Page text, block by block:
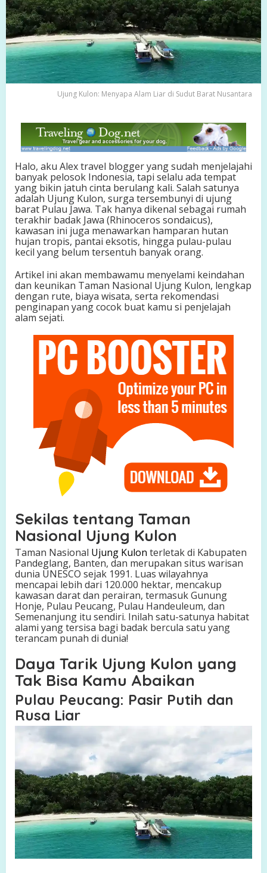
y
a
p
a
A
a
m
L
r
d
i
u
d
u
t
B
a
r
a
t
u
s
a
n
r
a
Ujung Kulon: Menyapa Alam Liar di Sudut Barat Nusantara
Halo, aku Alex travel blogger yang sudah menjelajahi
banyak pelosok Indonesia, tapi selalu ada tempat
yang bikin jatuh cinta berulang kali. Salah satunya
adalah Ujung Kulon, surga tersembunyi di ujung
barat Pulau Jawa. Tak hanya dikenal sebagai rumah
terakhir badak Jawa (Rhinoceros sondaicus),
kawasan ini juga menawarkan hamparan hutan
hujan tropis, pantai eksotis, hingga pulau-pulau
kecil yang belum tersentuh banyak orang.
Artikel ini akan membawamu menyelami keindahan
dan keunikan Taman Nasional Ujung Kulon, lengkap
dengan rute, biaya wisata, serta rekomendasi
penginapan yang cocok buat kamu si penjelajah
alam sejati.
Sekilas tentang Taman
Nasional Ujung Kulon
Taman Nasional Ujung Kulon terletak di Kabupaten
Pandeglang, Banten, dan merupakan situs warisan
dunia UNESCO sejak 1991. Luas wilayahnya
mencapai lebih dari 120.000 hektar, mencakup
kawasan darat dan perairan, termasuk Gunung
Honje, Pulau Peucang, Pulau Handeuleum, dan
Semenanjung itu sendiri. Inilah satu-satunya habitat
alami yang tersisa bagi badak bercula satu yang
terancam punah di dunia!
Daya Tarik Ujung Kulon yang
Tak Bisa Kamu Abaikan
Pulau Peucang: Pasir Putih dan
Rusa Liar